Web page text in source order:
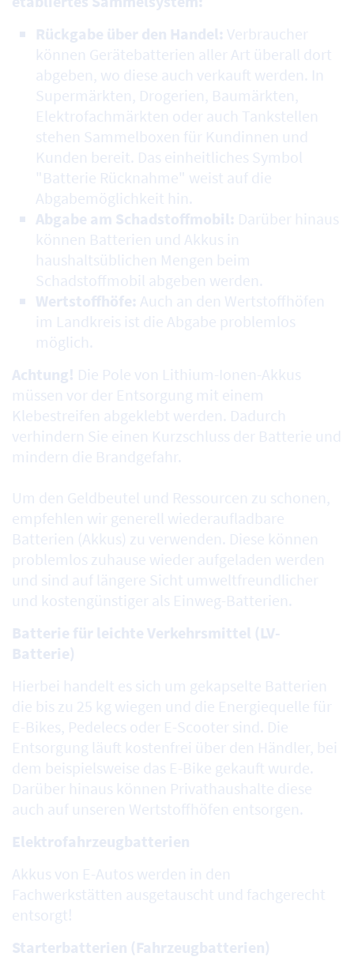
Rückgabe über den Handel: Verbraucher
können Gerätebatterien aller Art überall dort
abgeben, wo diese auch verkauft werden. In
Supermärkten, Drogerien, Baumärkten,
Elektrofachmärkten oder auch Tankstellen
stehen Sammelboxen für Kundinnen und
Kunden bereit. Das einheitliches Symbol
"Batterie Rücknahme" weist auf die
Abgabemöglichkeit hin.
Abgabe am Schadstoffmobil: Darüber hinaus
können Batterien und Akkus in
haushaltsüblichen Mengen beim
Schadstoffmobil abgeben werden.
Wertstoffhöfe: Auch an den Wertstoffhöfen
im Landkreis ist die Abgabe problemlos
möglich.
Achtung! Die Pole von Lithium-Ionen-Akkus
müssen vor der Entsorgung mit einem
Klebestreifen abgeklebt werden. Dadurch
verhindern Sie einen Kurzschluss der Batterie und
mindern die Brandgefahr.
Um den Geldbeutel und Ressourcen zu schonen,
empfehlen wir generell wiederaufladbare
Batterien (Akkus) zu verwenden. Diese können
problemlos zuhause wieder aufgeladen werden
und sind auf längere Sicht umweltfreundlicher
und kostengünstiger als Einweg-Batterien.
Batterie für leichte Verkehrsmittel (LV-
Batterie)
Hierbei handelt es sich um gekapselte Batterien
die bis zu 25 kg wiegen und die Energiequelle für
E-Bikes, Pedelecs oder E-Scooter sind. Die
Entsorgung läuft kostenfrei über den Händler, bei
dem beispielsweise das E-Bike gekauft wurde.
Darüber hinaus können Privathaushalte diese
auch auf unseren Wertstoffhöfen entsorgen.
Elektrofahrzeugbatterien
Akkus von E-Autos werden in den
Fachwerkstätten ausgetauscht und fachgerecht
entsorgt!
Starterbatterien (Fahrzeugbatterien)